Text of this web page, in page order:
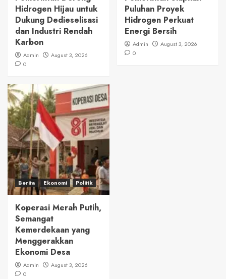
Hidrogen Hijau untuk
Dukung Dedieselisasi
dan Industri Rendah
Karbon
Admin
August 3, 2026
0
Puluhan Proyek
Hidrogen Perkuat
Energi Bersih
Admin
August 3, 2026
0
Berita Ekonomi Politik
Koperasi Merah Putih,
Semangat
Kemerdekaan yang
Menggerakkan
Ekonomi Desa
Admin
August 3, 2026
0